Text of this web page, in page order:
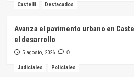
Castelli Destacados
Avanza el pavimento urbano en
el desarrollo
5 agosto, 2026 0
Judiciales Policiales